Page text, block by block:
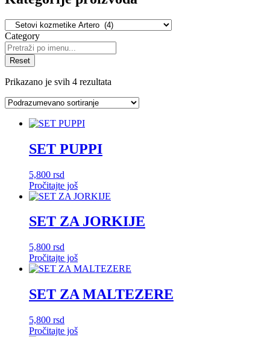
Category
Reset
Prikazano je svih 4 rezultata
SET PUPPI
5,800 rsd
Pročitajte još
SET ZA JORKIJE
5,800 rsd
Pročitajte još
SET ZA MALTEZERE
5,800 rsd
Pročitajte još